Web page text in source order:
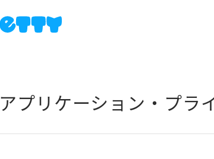
アプリケーション・プラ